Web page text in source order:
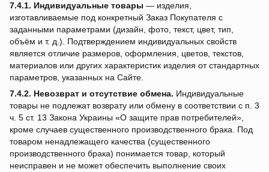
7.4.1. Индивидуальные товары — изделия,
изготавливаемые под конкретный Заказ Покупателя с
заданными параметрами (дизайн, фото, текст, цвет, тип,
объём и т. д.). Подтверждением индивидуальных свойств
является отличие размеров, оформления, цветов, текстов,
материалов или других характеристик изделия от стандартных
параметров, указанных на Сайте.
7.4.2. Невозврат и отсутствие обмена. Индивидуальные
товары не подлежат возврату или обмену в соответствии с п. 3
ч. 5 ст. 13 Закона Украины «О защите прав потребителей»,
кроме случаев существенного производственного брака. Под
товаром ненадлежащего качества (существенного
производственного брака) понимается товар, который
неисправен и не может обеспечить выполнение своих